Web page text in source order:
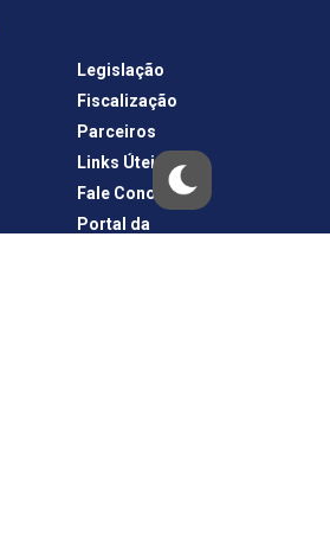
Legislação
Fiscalização
Parceiros
Links Úteis
Fale Conosco
Portal da